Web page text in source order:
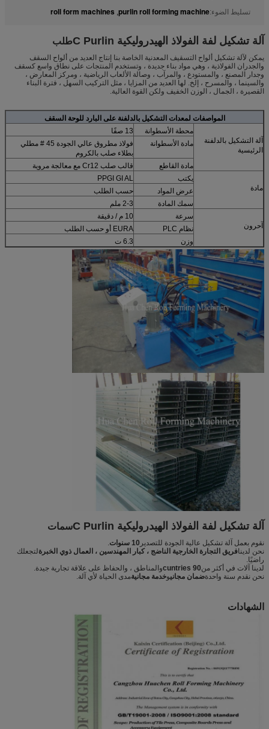
تسليط الضوء:purlin roll forming machine
,
roll form machines
آلة تشكيل لفة الفولاذ الهيدروليكية C Purlin طلب
يمكن لآلة تشكيل ألواح التسقيف المعدنية الخاصة بنا إنتاج العديد من ألواح السقف
والجدران الفولاذية ، وهي مواد بناء جديدة ، وتستخدم المنتجات على نطاق واسع كسقف
وجدار المصنع ، والمستودع ، والمرآب ، وصالة الألعاب الرياضية ، ومركز المعارض ،
والسينما ، والمسرح ، إلخ. لها العديد من المزايا ، مثل التركيب السهل ، فترة البناء
القصيرة ، الجمال ، الوزن الخفيف ولكن القوة العالية.
المواصفات لمعدات التشكيل بالدلفنة على البارد للوحة السقف
آلة التشكيل بالدلفنة
الرئيسية
محطة الأسطوانة
13 صفًا
مادة الأسطوانة
فولاذ مطروق عالي الجودة 45 # مطلي
بطلاء صلب بالكروم
مادة القاطع
قالب صلب Cr12 مع معالجة مروية
مادة
يكتب
PPGI GI AL
عرض المواد
حسب الطلب
سمك المادة
2-3 ملم
آحرون
سرعة
10 م / دقيقة
نظام PLC
EURA أو حسب الطلب
وزن
6.3 ت
آلة تشكيل لفة الفولاذ الهيدروليكية C Purlin سمات
نقوم بعمل آلة تشكيل عالية الجودة للتصدير 10 سنوات
.
نحن لدينافريق التجارة الخارجية الناضج ، كبار المهندسين ، العمال ذوي الخبرةلتجعلك
راضيًا.
لدينا آلات في أكثر من90 cuntries
والمناطق ، والحفاظ على علاقة تجارية جيدة.
نحن نقدم سنة واحدةضمان مجانيوخدمة مجانيةمدى الحياة لأي آلة.
الشهادات